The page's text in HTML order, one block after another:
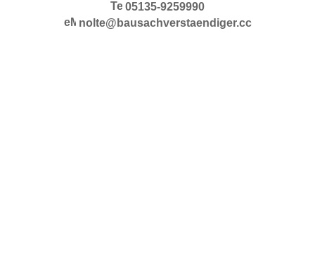
05135-9259990
nolte@bausachverstaendiger.cc